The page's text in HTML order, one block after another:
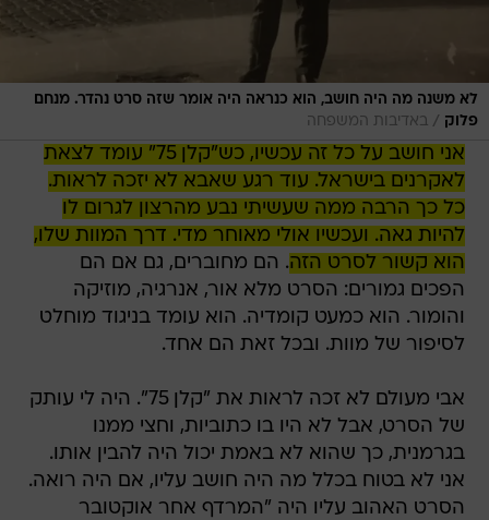
לא משנה מה היה חושב, הוא כנראה היה אומר שזה סרט נהדר. מנחם
פלוק / באדיבות המשפחה
אני חושב על כל זה עכשיו, כש"קלן 75" עומד לצאת
לאקרנים בישראל. עוד רגע שאבא לא יזכה לראות.
כל כך הרבה ממה שעשיתי נבע מהרצון לגרום לו
להיות גאה. ועכשיו אולי מאוחר מדי. דרך המוות שלו,
הוא קשור לסרט הזה. הם מחוברים, גם אם הם
הפכים גמורים: הסרט מלא אור, אנרגיה, מוזיקה
והומור. הוא כמעט קומדיה. הוא עומד בניגוד מוחלט
לסיפור של מוות. ובכל זאת הם אחד.
אבי מעולם לא זכה לראות את "קלן 75". היה לי עותק
של הסרט, אבל לא היו בו כתוביות, וחצי ממנו
בגרמנית, כך שהוא לא באמת יכול היה להבין אותו.
אני לא בטוח בכלל מה היה חושב עליו, אם היה רואה.
הסרט האהוב עליו היה "המרדף אחר אוקטובר